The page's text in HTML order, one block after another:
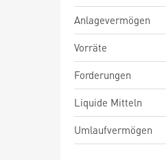
Anlagevermögen
Vorräte
Forderungen
Liquide Mitteln
Umlaufvermögen